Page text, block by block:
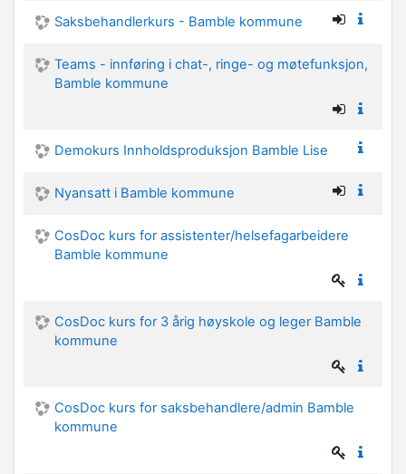
Saksbehandlerkurs - Bamble kommune
Teams - innføring i chat-, ringe- og møtefunksjon,
Bamble kommune
Demokurs Innholdsproduksjon Bamble Lise
Nyansatt i Bamble kommune
CosDoc kurs for assistenter/helsefagarbeidere
Bamble kommune
CosDoc kurs for 3 årig høyskole og leger Bamble
kommune
CosDoc kurs for saksbehandlere/admin Bamble
kommune